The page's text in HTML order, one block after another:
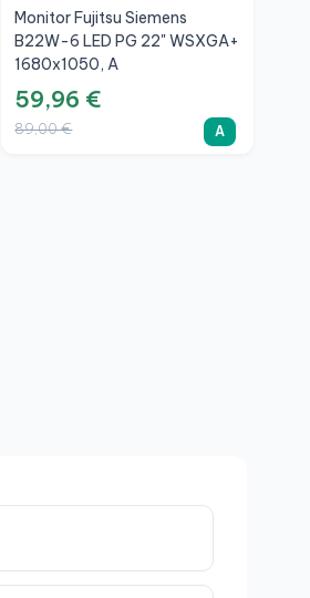
Monitor Fujitsu Siemens
B22W-6 LED PG 22" WSXGA+
1680x1050, A
59,96 €
89,00 € A